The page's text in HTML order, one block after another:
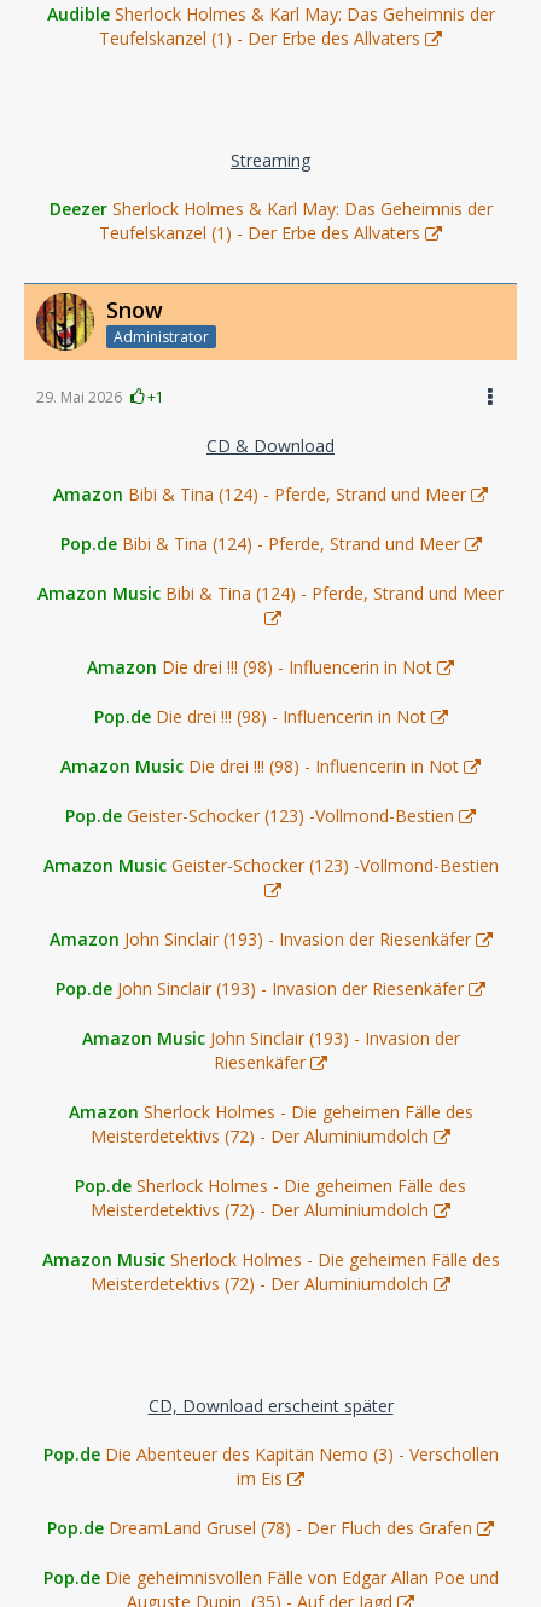
Audible Sherlock Holmes & Karl May: Das Geheimnis der
Teufelskanzel (1) - Der Erbe des Allvaters
Streaming
Deezer Sherlock Holmes & Karl May: Das Geheimnis der
Teufelskanzel (1) - Der Erbe des Allvaters
Snow
Administrator
29. Mai 2026 +1
CD & Download
Amazon Bibi & Tina (124) - Pferde, Strand und Meer
Pop.de Bibi & Tina (124) - Pferde, Strand und Meer
Amazon Music Bibi & Tina (124) - Pferde, Strand und Meer
Amazon Die drei !!! (98) - Influencerin in Not
Pop.de Die drei !!! (98) - Influencerin in Not
Amazon Music Die drei !!! (98) - Influencerin in Not
Pop.de Geister-Schocker (123) -Vollmond-Bestien
Amazon Music Geister-Schocker (123) -Vollmond-Bestien
Amazon John Sinclair (193) - Invasion der Riesenkäfer
Pop.de John Sinclair (193) - Invasion der Riesenkäfer
Amazon Music John Sinclair (193) - Invasion der
Riesenkäfer
Amazon Sherlock Holmes - Die geheimen Fälle des
Meisterdetektivs (72) - Der Aluminiumdolch
Pop.de Sherlock Holmes - Die geheimen Fälle des
Meisterdetektivs (72) - Der Aluminiumdolch
Amazon Music Sherlock Holmes - Die geheimen Fälle des
Meisterdetektivs (72) - Der Aluminiumdolch
CD, Download erscheint später
Pop.de Die Abenteuer des Kapitän Nemo (3) - Verschollen
im Eis
Pop.de DreamLand Grusel (78) - Der Fluch des Grafen
Pop.de Die geheimnisvollen Fälle von Edgar Allan Poe und
Auguste Dupin (35) - Auf der Jagd